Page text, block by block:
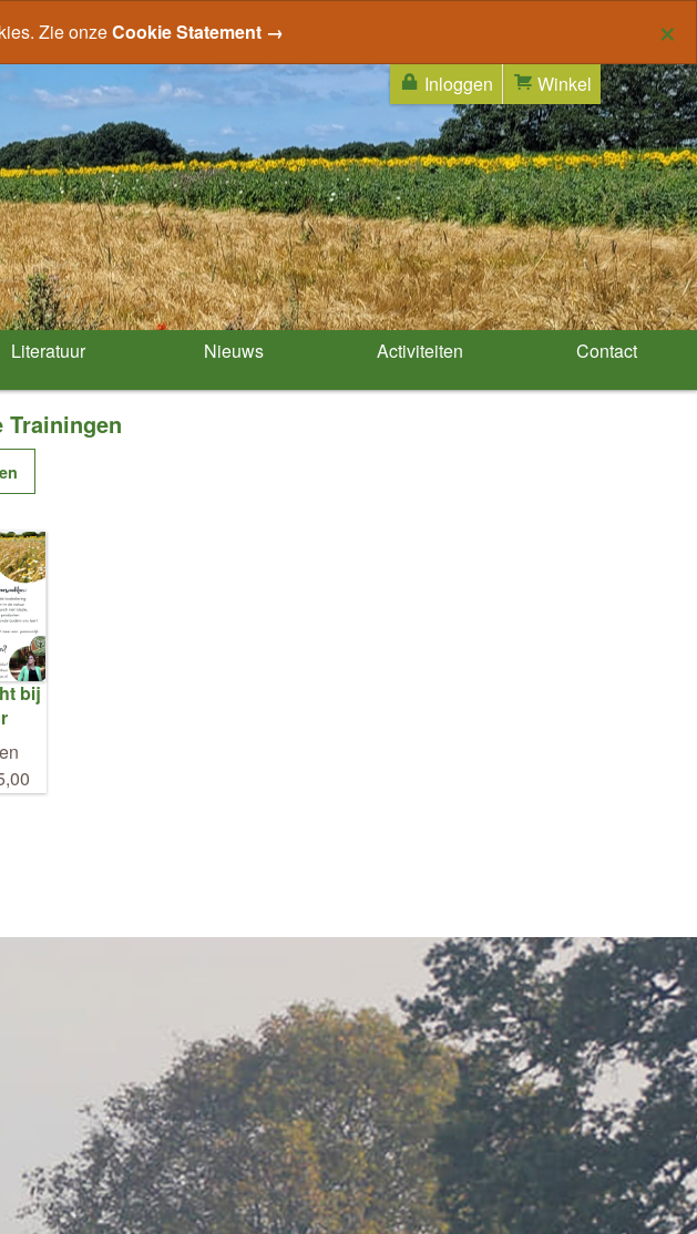
×
Zie onzeCookie Statement →
Winkel
Inloggen
Literatuur Nieuws Activiteiten Contact
Trainingen
bij